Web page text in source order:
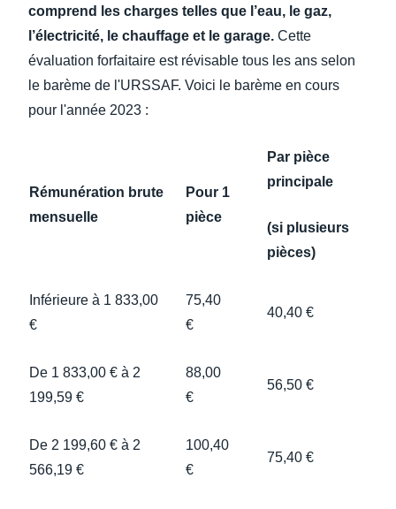
comprend les charges telles que l’eau, le gaz,
l’électricité, le chauffage et le garage. Cette
évaluation forfaitaire est révisable tous les ans selon
le barème de l'URSSAF. Voici le barème en cours
pour l'année 2023 :
Rémunération brute
mensuelle
Pour 1
pièce
Par pièce
principale
(si plusieurs
pièces)
Inférieure à 1 833,00
€
75,40
€
40,40 €
De 1 833,00 € à 2
199,59 €
88,00
€
56,50 €
De 2 199,60 € à 2
566,19 €
100,40
€
75,40 €